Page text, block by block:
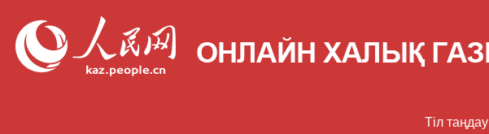
Тіл таңдау